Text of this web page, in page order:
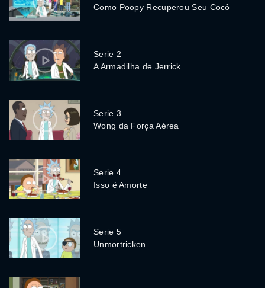
Como Poopy Recuperou Seu Cocô
Serie 2
A Armadilha de Jerrick
Serie 3
Wong da Força Aérea
Serie 4
Isso é Amorte
Serie 5
Unmortricken